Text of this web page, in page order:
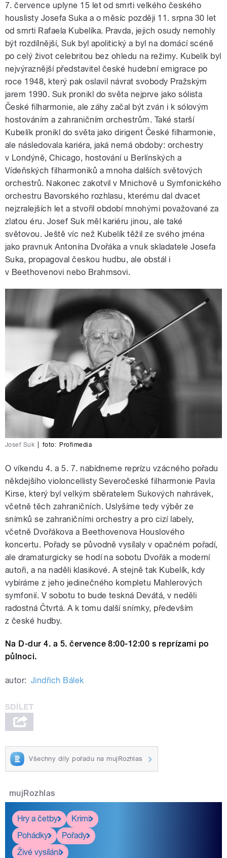
7. července uplyne 15 let od smrti velkého českého
houslisty Josefa Suka a o měsíc později 11. srpna 30 let
od smrti Rafaela Kubelíka. Pravda, jejich osudy nemohly
být rozdílnější, Suk byl apolitický a byl na domácí scéně
po celý život celebritou bez ohledu na režimy. Kubelík byl
nejvýraznější představitel české hudební emigrace po
roce 1948, který pak oslavil návrat svobody Pražským
jarem 1990. Suk pronikl do světa nejprve jako sólista
České filharmonie, ale záhy začal být zván i k sólovým
hostováním a zahraničním orchestrům. Také starší
Kubelík pronikl do světa jako dirigent České filharmonie,
ale následovala kariéra, jaká nemá obdoby: orchestry
v Londýně, Chicago, hostování u Berlínských a
Vídeňských filharmoniků a mnoha dalších světových
orchestrů. Nakonec zakotvil v Mnichově u Symfonického
orchestru Bavorského rozhlasu, kterému dal dvacet
nejzralejších let a stvořil období mnohými považované za
zlatou éru. Josef Suk měl kariéru jinou, ale také
světovou. Ještě víc než Kubelík těžil ze svého jména
jako pravnuk Antonína Dvořáka a vnuk skladatele Josefa
Suka, propagoval českou hudbu, ale obstál i
v Beethovenovi nebo Brahmsovi.
Josef Suk foto: Profimedia
O víkendu 4. a 5. 7. nabídneme reprízu vzácného pořadu
někdejšího violoncellisty Severočeské filharmonie Pavla
Kirse, který byl velkým sběratelem Sukových nahrávek,
včetně těch zahraničních. Uslyšíme tedy výběr ze
snímků se zahraničními orchestry a pro cizí labely,
včetně Dvořákova a Beethovenova Houslového
koncertu. Pořady se původně vysílaly v opačném pořadí,
ale dramaturgicky se hodí na sobotu Dvořák a moderní
autoři, a na naděli klasikové. A stejně tak Kubelík, kdy
vybíráme z jeho jedinečného kompletu Mahlerových
symfonií. V sobotu to bude teskná Devátá, v neděli
radostná Čtvrtá. A k tomu další snímky, především
z české hudby.
Na D-dur 4. a 5. července 8:00-12:00 s reprízami po
půlnoci.
autor: Jindřich Bálek
Všechny díly pořadu na mujRozhlas
mujRozhlas
Hry a četby
Krimi
Pohádky
Pořady
Živé vysílání